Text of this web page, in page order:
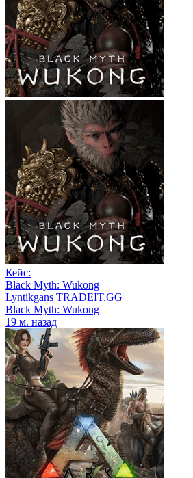
Кейс:
Black Myth: Wukong
Lyntikgans TRADEIT.GG
Black Myth: Wukong
19 м. назад